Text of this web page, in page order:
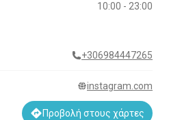
10:00 - 23:00
+306984447265
instagram.com
Προβολή στους χάρτες